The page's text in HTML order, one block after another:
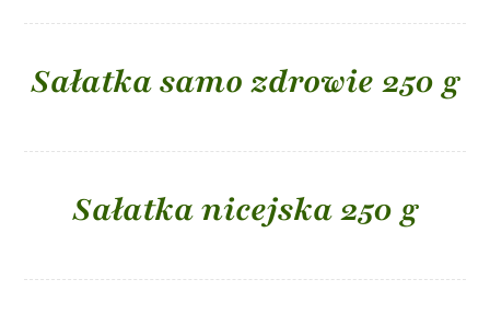
Sałatka samo zdrowie 250 g
Sałatka nicejska 250 g